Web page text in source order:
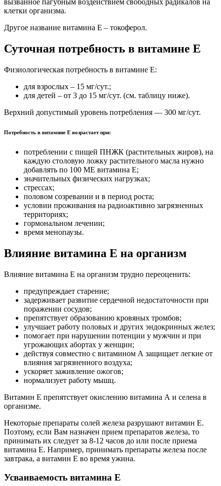
вызванное пагубным воздействием свободных радикалов на
клетки организма.
Другое название витамина E – токоферол.
Суточная потребность в витамине E
Физиологическая потребность в витамине E:
для взрослых – 15 мг/сут.;
для детей – от 3 до 15 мг/сут. (см. таблицу ниже).
Верхний допустимый уровень потребления — 300 мг/сут.
Потребность в витамине E возрастает при:
потреблении с пищей ПНЖК (растительных жиров), на
каждую столовую ложку растительного масла нужно
добавлять по 100 МЕ витамина Е;
значительных физических нагрузках;
стрессах;
половом созревании и в период роста;
условии проживания на радиоактивно загрязненных
территориях;
гормональном лечении;
время менопаузы.
Влияние витамина E на организм
Влияние витамина Е на организм трудно переоценить:
предупреждает старение;
задерживает развитие сердечной недостаточности при
поражении сосудов;
препятствует образованию кровяных тромбов;
улучшает работу половых и других эндокринных желез;
помогает при нарушении потенции у мужчин и при
угрожающих абортах у женщин;
действуя совместно с витамином А защищает легкие от
влияния загрязненного воздуха;
ускоряет заживление ожогов;
нормализует работу мышц.
Витамин E препятствует окислению витамина А и селена в
организме.
Некоторые препараты солей железа разрушают витамин Е.
Поэтому, если Вам назначен прием препаратов железа, то
принимать их следует за 8-12 часов до или после приема
витамина Е. Например, принимать препараты железа после
завтрака, а витамин Е во время ужина.
Усваиваемость витамина E